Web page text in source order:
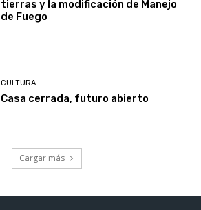
tierras y la modificación de Manejo
de Fuego
CULTURA
Casa cerrada, futuro abierto
Cargar más